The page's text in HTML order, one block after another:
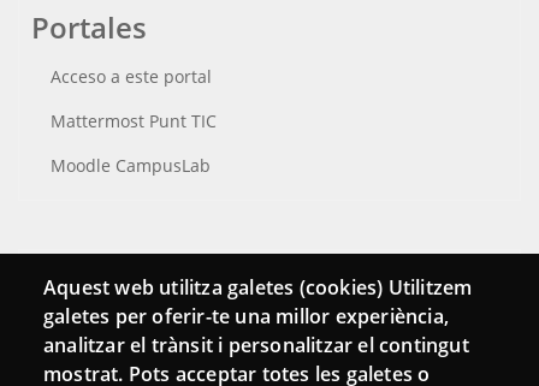
Portales
Acceso a este portal
Mattermost Punt TIC
Moodle CampusLab
Conecta
Contacto
Hemeroteca
Aquest web utilitza galetes (cookies) Utilitzem
galetes per oferir-te una millor experiència,
analitzar el trànsit i personalitzar el contingut
mostrat. Pots acceptar totes les galetes o